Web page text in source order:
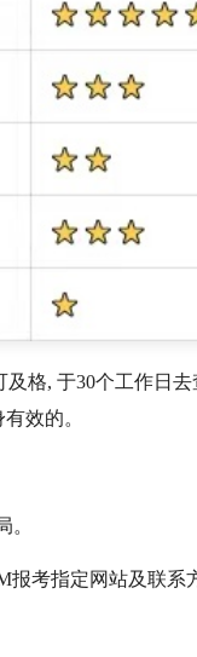
格, 于30个工作日
效的。
。
报考指定网站及联系